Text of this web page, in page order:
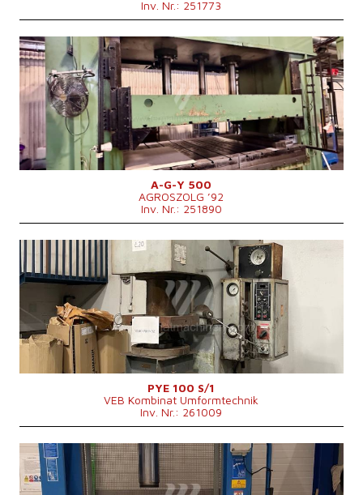
Inv. Nr.: 251773
Baujahr:
2003
Presskraft
500 t
Die Abmessungen des Desktop
2000x3000 mm
Stößelabmessungen
2000x3000 mm
Stößelhub
800 mm
Hub des unteren Auswerfers
280 mm
Hauptmotorleistung
30 kW
Maschinenabmessungen L x B x H5400x2700×4700 mm
Maschinengewicht
38000 kg
nein
A-G-Y 500
AGROSZOLG ’92
Inv. Nr.: 251890
Baujahr:
1987
Presskraft
100 t
Die Abmessungen des Desktop750x560 mm
Stößelabmessungen
530x400 mm
Stößelhub
500 mm
Ausladung
360 mm
Hub des unteren Auswerfers
200 mm
Maschinengewicht
5000 kg
Kontrollsystem
nein
PYE 100 S/1
VEB Kombinat Umformtechnik
Inv. Nr.: 261009
Baujahr:
2018
Presskraft
150 t
Die Abmessungen des Desktop
1020 x 1035 mm